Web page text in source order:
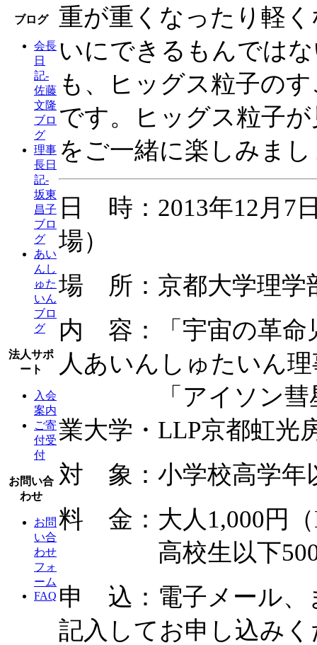
ブログ
会長
日
記-
佐藤
文隆
ブロ
グ
理事
長日
記-
坂東
昌子
ブロ
グ
あい
んし
ゅた
いん
ブロ
グ
法人サポ
ート
入会
案内
ご寄
付受
付
お問い合
わせ
お問
い合
わせ
フォ
ーム
FAQ
重が重くなったり軽
いにできるもんでは
も、ヒッグス粒子の
です。ヒッグス粒子
をご一緒に楽しみま
日 時：2013年12月7
場）
場 所：京都大学理学
内 容：「宇宙の革命
人あいんしゅたいん
「アイソン彗星
業大学・LLP京都虹光
対 象：小学校高学年
料 金：大人1,000円（
高校生以下500円
申 込：電子メール、
記入してお申し込み